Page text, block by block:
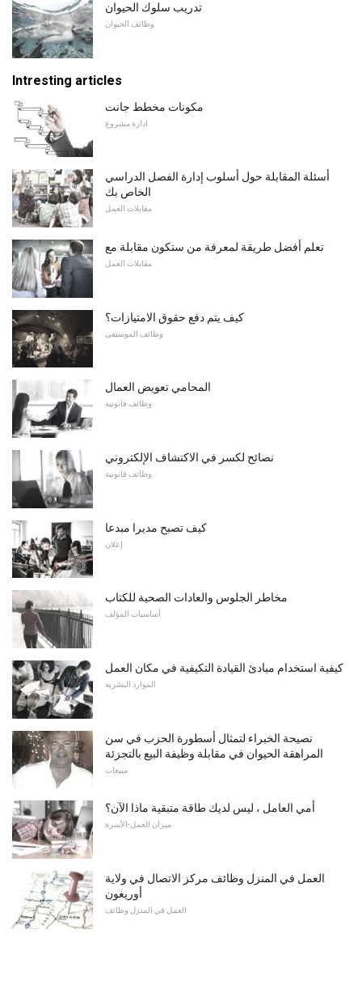
تدريب سلوك الحيوان
وظائف الحيوان
Intresting articles
مكونات مخطط جانت
ادارة مشروع
أسئلة المقابلة حول أسلوب إدارة الفصل الدراسي
الخاص بك
مقابلات العمل
تعلم أفضل طريقة لمعرفة من ستكون مقابلة مع
مقابلات العمل
كيف يتم دفع حقوق الامتيازات؟
وظائف الموسيقى
المحامي تعويض العمال
وظائف قانونية
نصائح لكسر في الاكتشاف الإلكتروني
وظائف قانونية
كيف تصبح مديرا مبدعا
إعلان
مخاطر الجلوس والعادات الصحية للكتاب
أساسيات المؤلف
كيفية استخدام مبادئ القيادة التكيفية في مكان العمل
الموارد البشرية
نصيحة الخبراء لتمثال أسطورة الحزب في سن
المراهقة الحيوان في مقابلة وظيفة البيع بالتجزئة
مبيعات
أمي العامل ، ليس لديك طاقة متبقية ماذا الآن؟
ميزان العمل-الأسرة
العمل في المنزل وظائف مركز الاتصال في ولاية
أوريغون
العمل في المنزل وظائف